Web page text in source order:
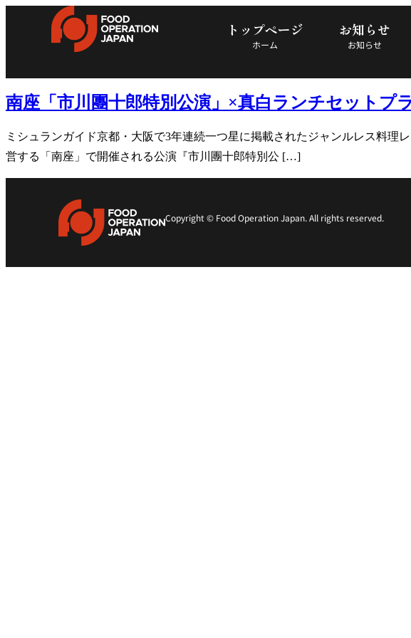
トップページ
ホーム
お知らせ
お知らせ
南座「市川團十郎特別公演」×真白ランチセットプ
ミシュランガイド京都・大阪で3年連続一つ星に掲載されたジャンルレス料
営する「南座」で開催される公演『市川團十郎特別公 […]
Copyright © Food Operation Japan. All rights reserved.